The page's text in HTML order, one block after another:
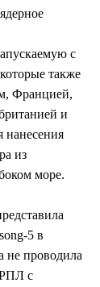
с
также
Францией,
и
из
море.
5 в
не проводила
с